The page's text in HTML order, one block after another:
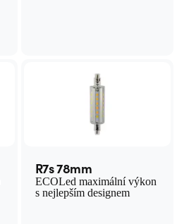
R7s 78mm
ECOLed maximální výkon
s nejlepším designem